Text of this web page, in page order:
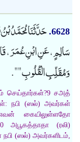
6628. حَدَّثَنَا مُحَمَّدُ
سَالِمٍ، عَنِ ابْنِ عُمَرَ،
وَمُقَلِّبِ الْقُلُوبِ "".
செய்தார்கள்?9 சஅத்
நபி (ஸல்) அவர்கள்
கையிலுள்ளதோ
அபூகத்தாதா (ரலி)
நபி (ஸல்) அவர்களிடம்,